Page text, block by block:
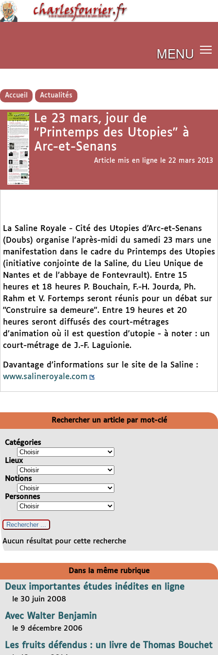
MENU
Accueil Actualités
Le 23 mars, jour de
"Printemps des Utopies" à
Arc-et-Senans
Article mis en ligne le 22 mars 2013
La Saline Royale - Cité des Utopies d’Arc-et-Senans
(Doubs) organise l’après-midi du samedi 23 mars une
manifestation dans le cadre du Printemps des Utopies
(initiative conjointe de la Saline, du Lieu Unique de
Nantes et de l’abbaye de Fontevrault). Entre 15
heures et 18 heures P. Bouchain, F.-H. Jourda, Ph.
Rahm et V. Fortemps seront réunis pour un débat sur
"Construire sa demeure". Entre 19 heures et 20
heures seront diffusés des court-métrages
d’animation où il est question d’utopie - à noter : un
court-métrage de J.-F. Laguionie.
Davantage d’informations sur le site de la Saline :
www.salineroyale.com
Rechercher un article par mot-clé
Catégories
Lieux
Notions
Personnes
Aucun résultat pour cette recherche
Dans la même rubrique
Deux importantes études inédites en ligne
le 30 juin 2008
Avec Walter Benjamin
le 9 décembre 2006
Les fruits défendus : un livre de Thomas Bouchet